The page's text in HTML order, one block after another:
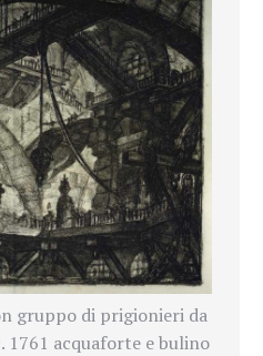
gruppo di prigionieri da
1761 acquaforte e bulino